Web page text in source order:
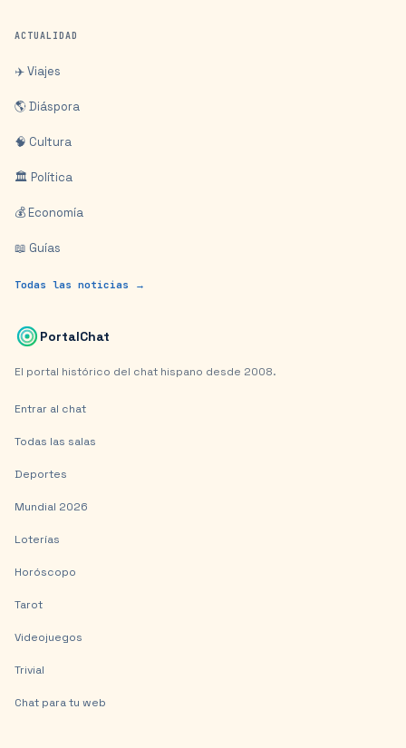
ACTUALIDAD
✈️ Viajes
🌎 Diáspora
🧠 Cultura
🏛️ Política
💰 Economía
📖 Guías
Todas las noticias →
PortalChat
El portal histórico del chat hispano desde 2008.
Entrar al chat
Todas las salas
Deportes
Mundial 2026
Loterías
Horóscopo
Tarot
Videojuegos
Trivial
Chat para tu web